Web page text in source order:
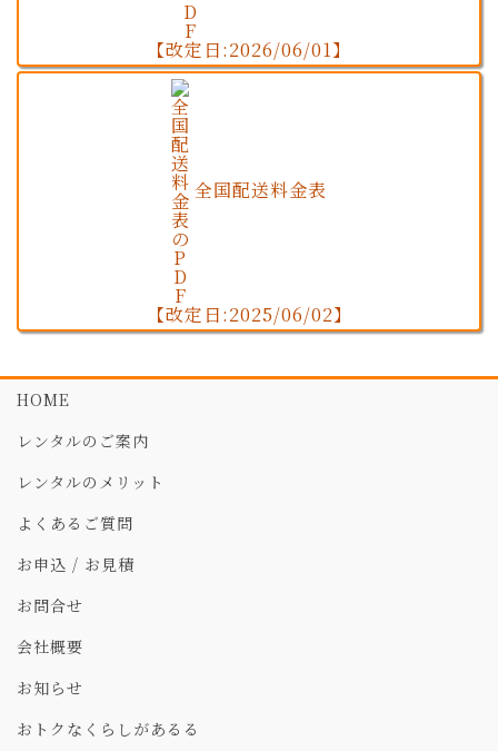
【改定日:2026/06/01】
全国配送料金表
【改定日:2025/06/02】
HOME
レンタルのご案内
レンタルのメリット
よくあるご質問
お申込 / お見積
お問合せ
会社概要
お知らせ
おトクなくらしがあるる